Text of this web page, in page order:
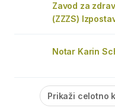
Zavod za
(ZZZS)
Notar Karin
Prikaži celotno